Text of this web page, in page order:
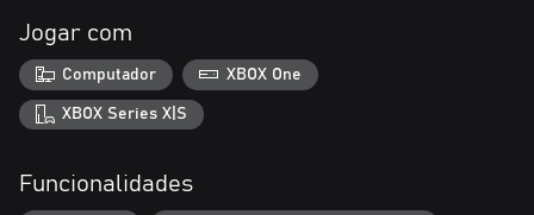
Jogar com
Computador XBOX One
XBOX Series X|S
Funcionalidades